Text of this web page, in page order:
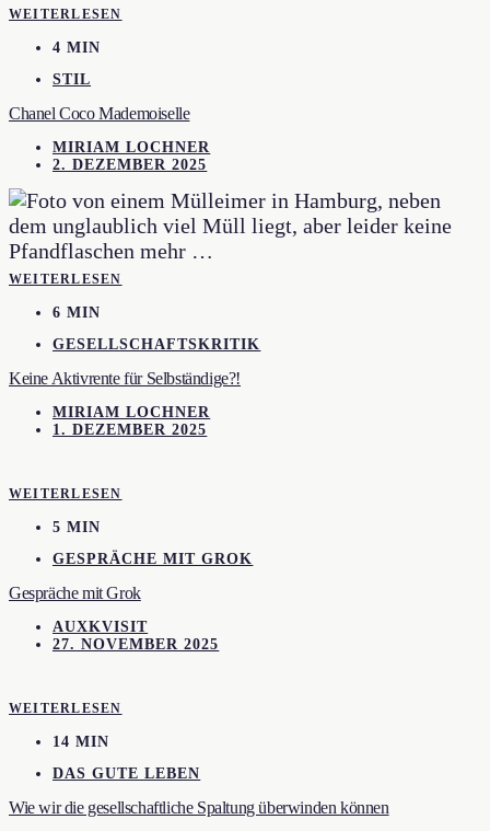
WEITERLESEN
4 MIN
STIL
Chanel Coco Mademoiselle
MIRIAM LOCHNER
2. DEZEMBER 2025
WEITERLESEN
6 MIN
GESELLSCHAFTSKRITIK
Keine Aktivrente für Selbständige?!
MIRIAM LOCHNER
1. DEZEMBER 2025
WEITERLESEN
5 MIN
GESPRÄCHE MIT GROK
Gespräche mit Grok
AUXKVISIT
27. NOVEMBER 2025
WEITERLESEN
14 MIN
DAS GUTE LEBEN
Wie wir die gesellschaftliche Spaltung überwinden können